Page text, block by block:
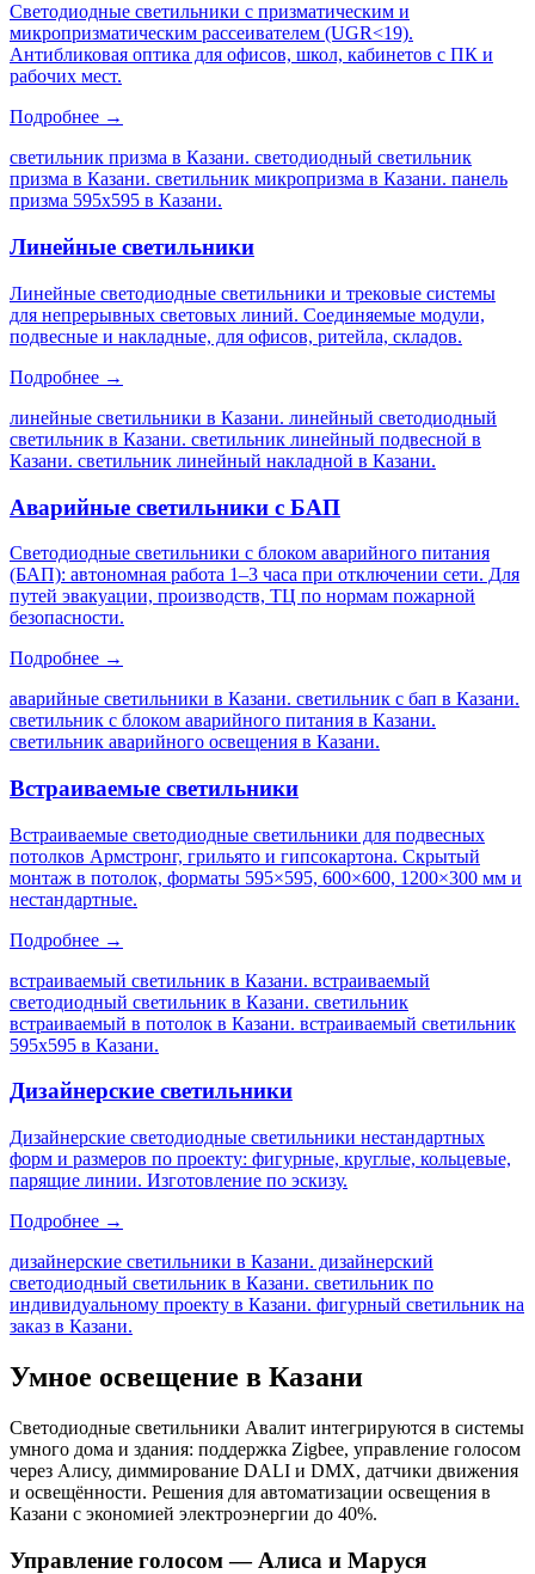
Светодиодные светильники с призматическим и
микропризматическим рассеивателем (UGR<19).
Антибликовая оптика для офисов, школ, кабинетов с ПК и
рабочих мест.
Подробнее →
светильник призма в Казани. светодиодный светильник
призма в Казани. светильник микропризма в Казани. панель
призма 595х595 в Казани.
Линейные светильники
Линейные светодиодные светильники и трековые системы
для непрерывных световых линий. Соединяемые модули,
подвесные и накладные, для офисов, ритейла, складов.
Подробнее →
линейные светильники в Казани. линейный светодиодный
светильник в Казани. светильник линейный подвесной в
Казани. светильник линейный накладной в Казани.
Аварийные светильники с БАП
Светодиодные светильники с блоком аварийного питания
(БАП): автономная работа 1–3 часа при отключении сети. Для
путей эвакуации, производств, ТЦ по нормам пожарной
безопасности.
Подробнее →
аварийные светильники в Казани. светильник с бап в Казани.
светильник с блоком аварийного питания в Казани.
светильник аварийного освещения в Казани.
Встраиваемые светильники
Встраиваемые светодиодные светильники для подвесных
потолков Армстронг, грильято и гипсокартона. Скрытый
монтаж в потолок, форматы 595×595, 600×600, 1200×300 мм и
нестандартные.
Подробнее →
встраиваемый светильник в Казани. встраиваемый
светодиодный светильник в Казани. светильник
встраиваемый в потолок в Казани. встраиваемый светильник
595х595 в Казани.
Дизайнерские светильники
Дизайнерские светодиодные светильники нестандартных
форм и размеров по проекту: фигурные, круглые, кольцевые,
парящие линии. Изготовление по эскизу.
Подробнее →
дизайнерские светильники в Казани. дизайнерский
светодиодный светильник в Казани. светильник по
индивидуальному проекту в Казани. фигурный светильник на
заказ в Казани.
Умное освещение в Казани
Светодиодные светильники Авалит интегрируются в системы
умного дома и здания: поддержка Zigbee, управление голосом
через Алису, диммирование DALI и DMX, датчики движения
и освещённости. Решения для автоматизации освещения в
Казани с экономией электроэнергии до 40%.
Управление голосом — Алиса и Маруся